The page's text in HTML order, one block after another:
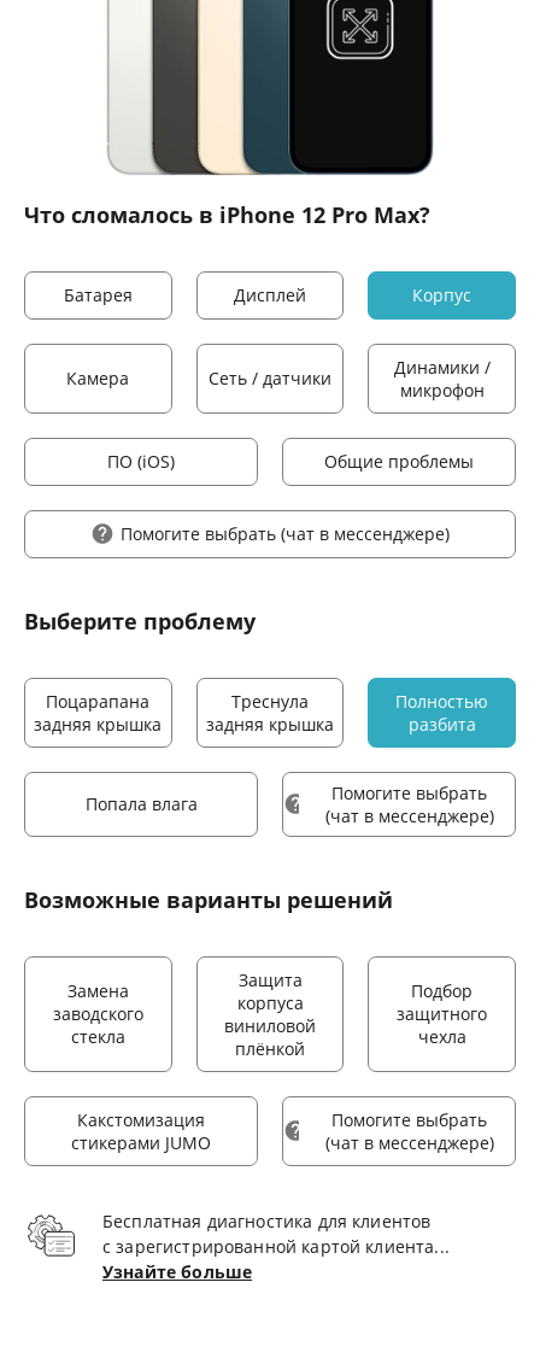
Что сломалось в iPhone 12 Pro Max?
Батарея Дисплей Корпус
Камера Сеть / датчики
Динамики /
микрофон
ПО (iOS) Общие проблемы
Помогите выбрать (чат в мессенджере)
Выберите проблему
Поцарапана
задняя крышка
Треснула
задняя крышка
Полностью
разбита
Попала влага
Помогите выбрать
(чат в мессенджере)
Возможные варианты решений
Замена
заводского
стекла
Защита
корпуса
виниловой
плёнкой
Подбор
защитного
чехла
Какстомизация
стикерами JUMO
Помогите выбрать
(чат в мессенджере)
Бесплатная диагностика для клиентов
с зарегистрированной картой клиента...
Узнайте больше